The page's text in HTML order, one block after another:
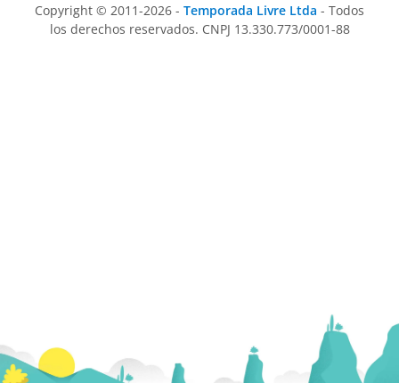
Copyright © 2011-2026 - Temporada Livre Ltda - Todos
los derechos reservados. CNPJ 13.330.773/0001-88